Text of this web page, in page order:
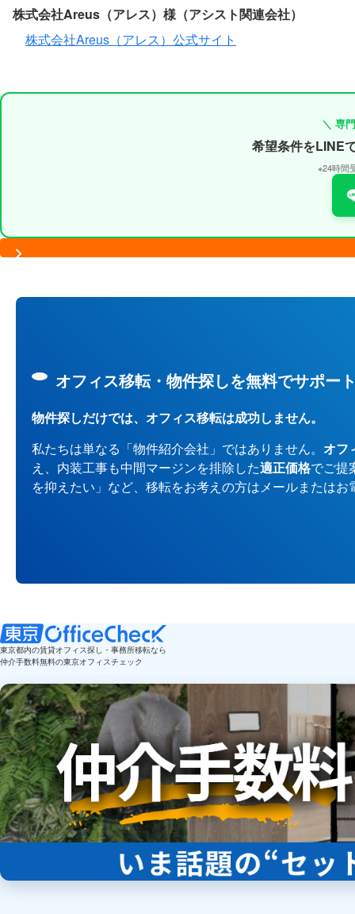
株式会社Areus（アレス）様（アシスト関連会社）
株式会社Areus（アレス）公式サイト
＼ 専
希望条件をLINE
※24時間
オフィス移転・物件探しを無料でサポー
物件探しだけでは、オフィス移転は成功しません。
私たちは単なる「物件紹介会社」ではありません。 オフ
え、内装工事も中間マージンを排除した適正価格でご提
を抑えたい」など、移転をお考えの方はメールまたは
東京都内の賃貸オフィス探し・事務所移転なら
仲介手数料無料の東京オフィスチェック